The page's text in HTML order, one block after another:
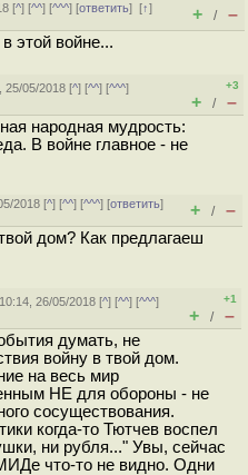
[^] [^^] [^^^] [ответить][↑]
+ / –
этой войне...
25/05/2018 [^] [^^] [^^^]
+3
+ / –
народная мудрость:
В войне главное - не
2018 [^] [^^] [^^^] [ответить]
+ / –
дом? Как предлагаеш
26/05/2018 [^] [^^] [^^^]
+1
+ / –
думать, не
войну в твой дом.
на весь мир
НЕ для обороны - не
сосуществования.
когда-то Тютчев воспел
ни рубля..." Увы, сейчас
что-то не видно. Одни